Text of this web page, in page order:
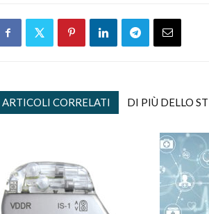
ARTICOLI CORRELATI DI PIÙ DELLO